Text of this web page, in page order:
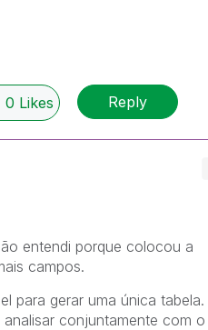
0 Likes Reply
entendi porque colocou a
campos.
para gerar uma única tabela.
conjuntamente com o